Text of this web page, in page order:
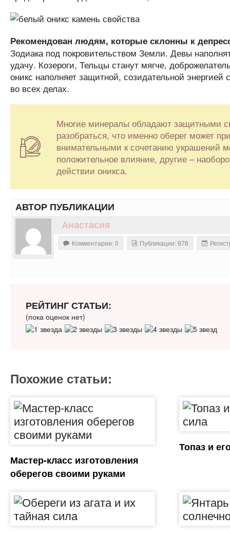
Рекомендован людям, которые склонны к
Зодиака под покровительством Земли. Девы
удачу. Козероги, Тельцы станут мягче,
оникс наполняет защитной, созидательной
во всех делах.
Многие минералы обладают защитными
разобраться, что именно оберег может
внимательными к сочетанию украшений
положительное влияние, другие –
действии оникса.
АВТОР ПУБЛИКАЦИИ
Анастасия
Комментарии: 0 Публикации: 976
РЕЙТИНГ СТАТЬИ:
(пока оценок нет)
Похожие статьи:
Мастер-класс изготовления
оберегов своими руками
Топаз и